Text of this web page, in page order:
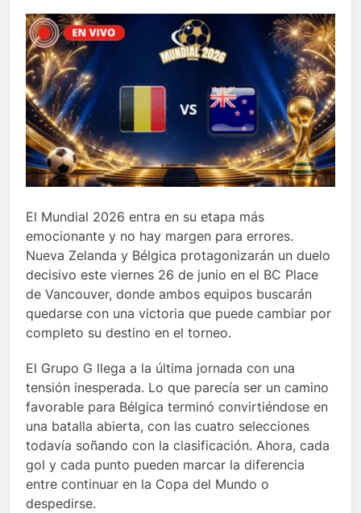
El Mundial 2026 entra en su etapa más
emocionante y no hay margen para errores.
Nueva Zelanda y Bélgica protagonizarán un duelo
decisivo este viernes 26 de junio en el BC Place
de Vancouver, donde ambos equipos buscarán
quedarse con una victoria que puede cambiar por
completo su destino en el torneo.
El Grupo G llega a la última jornada con una
tensión inesperada. Lo que parecía ser un camino
favorable para Bélgica terminó convirtiéndose en
una batalla abierta, con las cuatro selecciones
todavía soñando con la clasificación. Ahora, cada
gol y cada punto pueden marcar la diferencia
entre continuar en la Copa del Mundo o
despedirse.